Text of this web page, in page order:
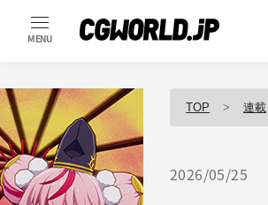
MENU
TOP 連載
2026/05/25